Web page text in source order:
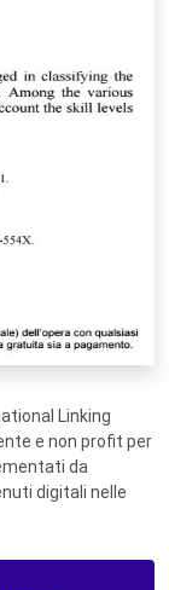
Linking
e non profit per
da
digitali nelle